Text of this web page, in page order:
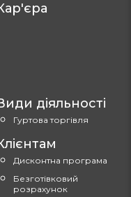
діяльності
Гуртова торгівля
Дисконтна програма
Безготівковий
розрахунок